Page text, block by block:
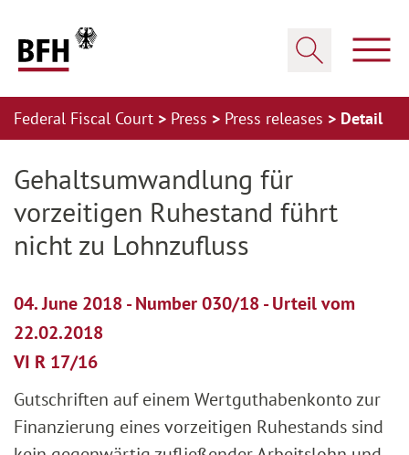
Federal Fiscal Court Press Press releases Detail
Gehaltsumwandlung für
vorzeitigen Ruhestand führt
nicht zu Lohnzufluss
04. June 2018 - Number 030/18 - Urteil vom
22.02.2018
VI R 17/16
Gutschriften auf einem Wertguthabenkonto zur
Finanzierung eines vorzeitigen Ruhestands sind